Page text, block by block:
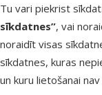
Tu vari piekrist
sīkdatnes”, vai
noraidīt visas
sīkdatnes, kuras
un kuru lietošanai
Raksti e-
Raksti
sākt